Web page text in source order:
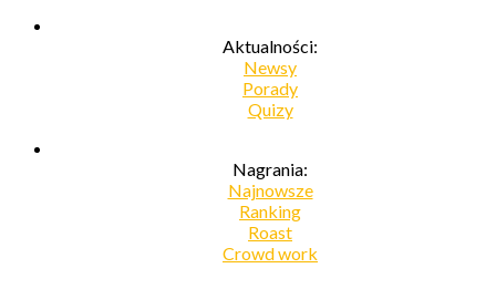
Aktualności:
Newsy
Porady
Quizy
Nagrania:
Najnowsze
Ranking
Roast
Crowd work